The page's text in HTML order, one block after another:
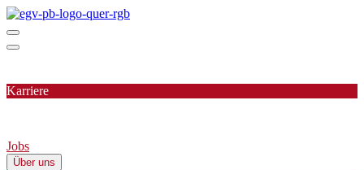
Karriere
Jobs
Über uns